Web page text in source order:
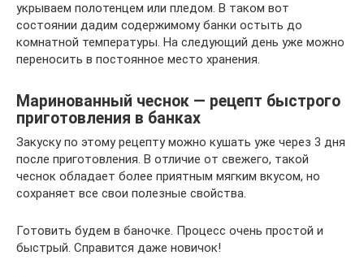
укрываем полотенцем или пледом. В таком вот
состоянии дадим содержимому банки остыть до
комнатной температуры. На следующий день уже можно
переносить в постоянное место хранения.
Маринованный чеснок — рецепт быстрого
приготовления в банках
Закуску по этому рецепту можно кушать уже через 3 дня
после приготовления. В отличие от свежего, такой
чеснок обладает более приятным мягким вкусом, но
сохраняет все свои полезные свойства.
Готовить будем в баночке. Процесс очень простой и
быстрый. Справится даже новичок!